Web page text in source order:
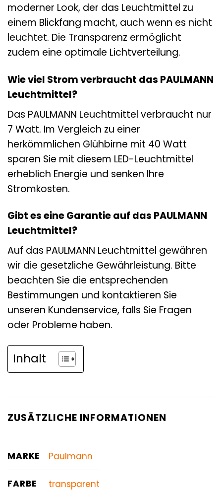
moderner Look, der das Leuchtmittel zu
einem Blickfang macht, auch wenn es nicht
leuchtet. Die Transparenz ermöglicht
zudem eine optimale Lichtverteilung.
Wie viel Strom verbraucht das PAULMANN
Leuchtmittel?
Das PAULMANN Leuchtmittel verbraucht nur
7 Watt. Im Vergleich zu einer
herkömmlichen Glühbirne mit 40 Watt
sparen Sie mit diesem LED-Leuchtmittel
erheblich Energie und senken Ihre
Stromkosten.
Gibt es eine Garantie auf das PAULMANN
Leuchtmittel?
Auf das PAULMANN Leuchtmittel gewähren
wir die gesetzliche Gewährleistung. Bitte
beachten Sie die entsprechenden
Bestimmungen und kontaktieren Sie
unseren Kundenservice, falls Sie Fragen
oder Probleme haben.
Inhalt
ZUSÄTZLICHE INFORMATIONEN
MARKE Paulmann
FARBE transparent